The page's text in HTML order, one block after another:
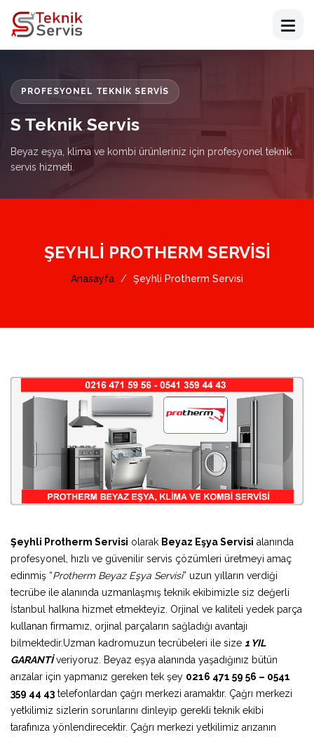
PROFESYONEL TEKNIK SERVIS
S Teknik Servis
Beyaz eşya, klima ve kombi ürünleriniz için profesyonel teknik
servis hizmeti.
ŞEYHLI PROTHERM SERVISI
Anasayfa Şeyhli Protherm Servisi
Şeyhli Protherm Servisi olarak Beyaz Eşya Servisi alanında
profesyonel, hızlı ve güvenilir servis çözümleri üretmeyi amaç
edinmiş “Protherm Beyaz Eşya Servisi” uzun yılların verdiği
tecrübe ile alanında uzmanlaşmış teknik ekibimizle siz değerli
İstanbul halkına hizmet etmekteyiz. Orjinal ve kaliteli yedek parça
kullanan firmamız, orjinal parçaların sağladığı avantajı
bilmektedir.Uzman kadromuzun tecrübeleri ile size 1 YIL
GARANTİveriyoruz. Beyaz eşya alanında yaşadığınız bütün
arızalar için yapmanız gereken tek şey 0216 471 59 56 – 0541
359 44 43 telefonlardan çağrı merkezi aramaktır. Çağrı merkezi
yetkilimiz sizlerin sorunlarını dinleyip gerekli teknik ekibi
tarafınıza yönlendirecektir. Çağrı merkezi yetkilimiz arızanın